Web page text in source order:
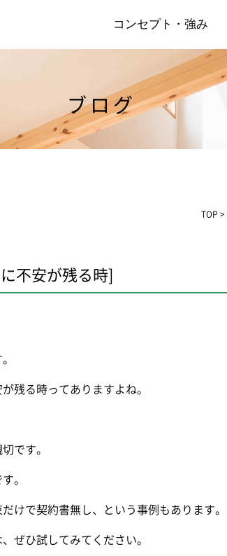
コンセプト・強み
ブログ
TOP >
不安が残る時]
残る時ってありますよね。
です。
。
けで契約書無し、という事例もあります。
ぜひ試してみてください。